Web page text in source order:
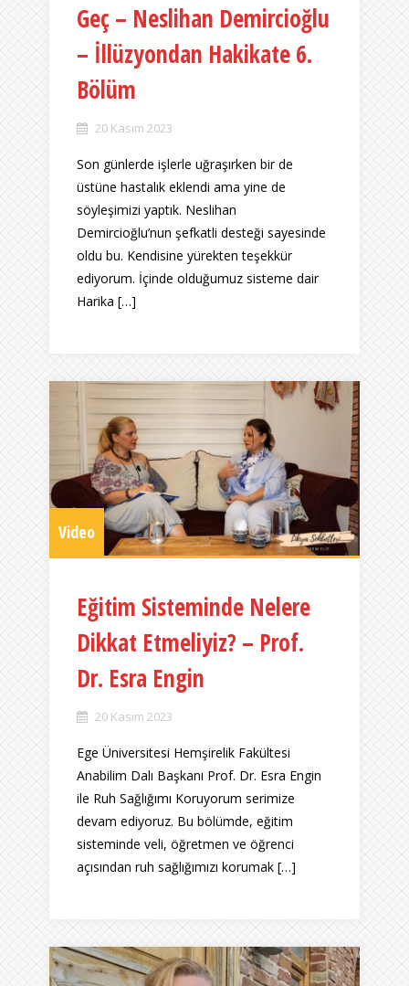
Geç – Neslihan Demircioğlu
– İllüzyondan Hakikate 6.
Bölüm
20 Kasım 2023
Son günlerde işlerle uğraşırken bir de
üstüne hastalık eklendi ama yine de
söyleşimizi yaptık. Neslihan
Demircioğlu’nun şefkatli desteği sayesinde
oldu bu. Kendisine yürekten teşekkür
ediyorum. İçinde olduğumuz sisteme dair
Harika […]
Video
Eğitim Sisteminde Nelere
Dikkat Etmeliyiz? – Prof.
Dr. Esra Engin
20 Kasım 2023
Ege Üniversitesi Hemşirelik Fakültesi
Anabilim Dalı Başkanı Prof. Dr. Esra Engin
ile Ruh Sağlığımı Koruyorum serimize
devam ediyoruz. Bu bölümde, eğitim
sisteminde veli, öğretmen ve öğrenci
açısından ruh sağlığımızı korumak […]